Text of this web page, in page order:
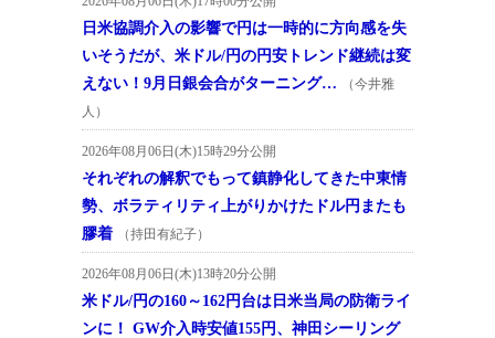
日米協調介入の影響で円は一時的に方向感を失
いそうだが、米ドル/円の円安トレンド継続は変
えない！9月日銀会合がターニング…
（今井雅
人）
2026年08月06日(木)15時29分公開
それぞれの解釈でもって鎮静化してきた中東情
勢、ボラティリティ上がりかけたドル円またも
膠着
（持田有紀子）
2026年08月06日(木)13時20分公開
米ドル/円の160～162円台は日米当局の防衛ライ
ンに！ GW介入時安値155円、神田シーリング